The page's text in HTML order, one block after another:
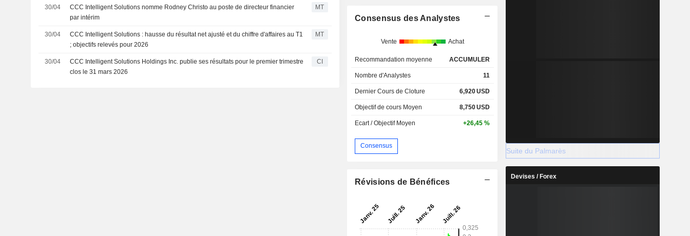
30/04
CCC Intelligent Solutions nomme Rodney Christo au poste de directeur financier
par intérim
MT
30/04
CCC Intelligent Solutions : hausse du résultat net ajusté et du chiffre d'affaires au T1
; objectifs relevés pour 2026
MT
30/04
CCC Intelligent Solutions Holdings Inc. publie ses résultats pour le premier trimestre
clos le 31 mars 2026
CI
Consensus des Analystes
Vente Achat
Recommandation moyenne ACCUMULER
Nombre d'Analystes 11
Dernier Cours de Cloture 6,920USD
Objectif de cours Moyen 8,750USD
Ecart / Objectif Moyen +26,45 %
Consensus
Révisions de Bénéfices
Suite du Palmarès
Devises / Forex